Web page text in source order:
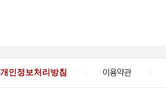
개인정보처리방침 이용약관